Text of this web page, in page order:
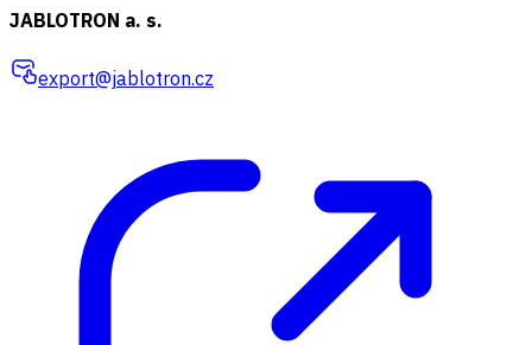
JABLOTRON a. s.
export@jablotron.cz